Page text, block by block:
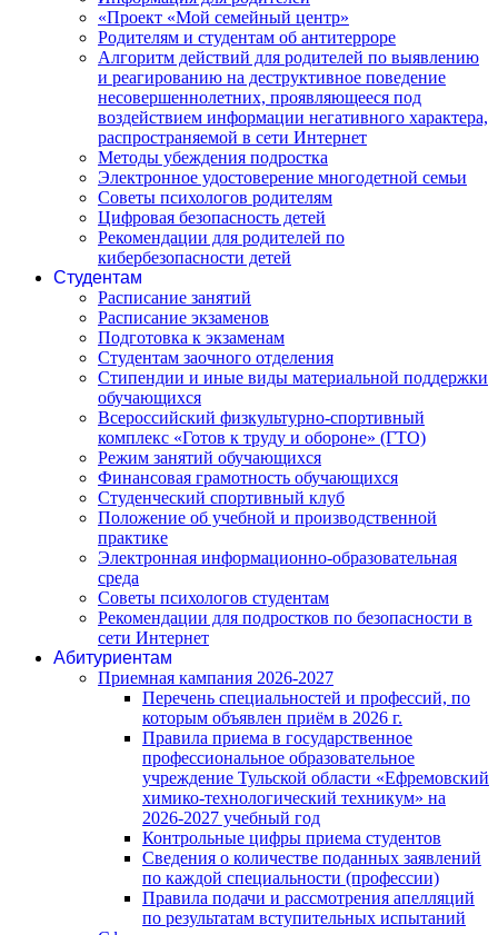
«Проект «Мой семейный центр»
Родителям и студентам об антитерроре
Алгоритм действий для родителей по выявлению
и реагированию на деструктивное поведение
несовершеннолетних, проявляющееся под
воздействием информации негативного характера,
распространяемой в сети Интернет
Методы убеждения подростка
Электронное удостоверение многодетной семьи
Советы психологов родителям
Цифровая безопасность детей
Рекомендации для родителей по
кибербезопасности детей
Студентам
Расписание занятий
Расписание экзаменов
Подготовка к экзаменам
Студентам заочного отделения
Стипендии и иные виды материальной поддержки
обучающихся
Всероссийский физкультурно-спортивный
комплекс «Готов к труду и обороне» (ГТО)
Режим занятий обучающихся
Финансовая грамотность обучающихся
Студенческий спортивный клуб
Положение об учебной и производственной
практике
Электронная информационно-образовательная
среда
Советы психологов студентам
Рекомендации для подростков по безопасности в
сети Интернет
Абитуриентам
Приемная кампания 2026-2027
Перечень специальностей и профессий, по
которым объявлен приём в 2026 г.
Правила приема в государственное
профессиональное образовательное
учреждение Тульской области «Ефремовский
химико-технологический техникум» на
2026-2027 учебный год
Контрольные цифры приема студентов
Сведения о количестве поданных заявлений
по каждой специальности (профессии)
Правила подачи и рассмотрения апелляций
по результатам вступительных испытаний